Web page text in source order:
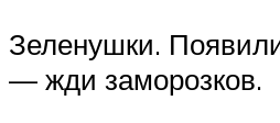
Зеленушки.
— жди заморозков.